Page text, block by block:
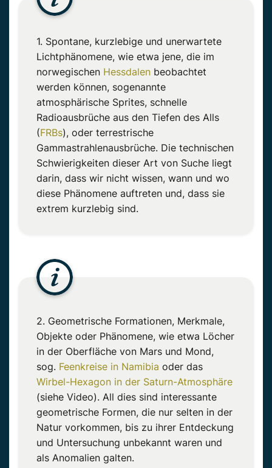
1. Spontane, kurzlebige und unerwartete
Lichtphänomene, wie etwa jene, die im
norwegischen Hessdalen beobachtet
werden können, sogenannte
atmosphärische Sprites, schnelle
Radioausbrüche aus den Tiefen des Alls
(FRBs), oder terrestrische
Gammastrahlenausbrüche. Die technischen
Schwierigkeiten dieser Art von Suche liegt
darin, dass wir nicht wissen, wann und wo
diese Phänomene auftreten und, dass sie
extrem kurzlebig sind.
2. Geometrische Formationen, Merkmale,
Objekte oder Phänomene, wie etwa Löcher
in der Oberfläche von Mars und Mond,
sog. Feenkreise in Namibia oder das
Wirbel-Hexagon in der Saturn-Atmosphäre
(siehe Video). All dies sind interessante
geometrische Formen, die nur selten in der
Natur vorkommen, bis zu ihrer Entdeckung
und Untersuchung unbekannt waren und
als Anomalien galten.